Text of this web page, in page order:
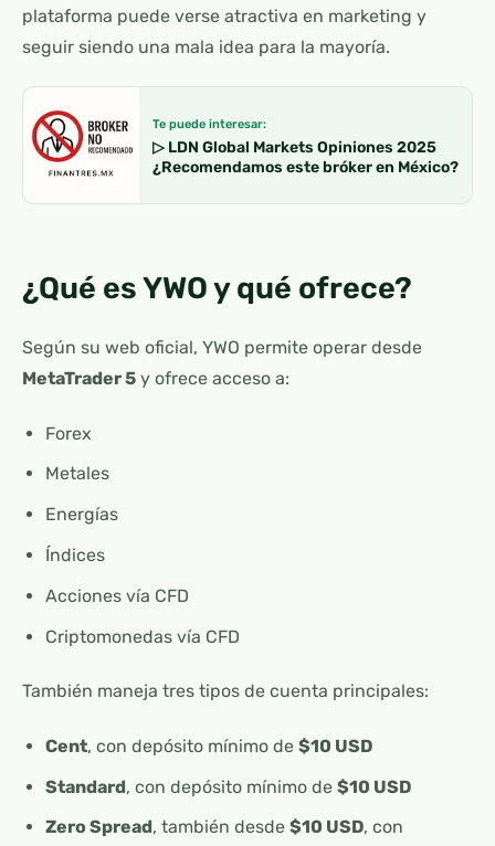
plataforma puede verse atractiva en marketing y
seguir siendo una mala idea para la mayoría.
Te puede interesar:
▷ LDN Global Markets Opiniones 2025
¿Recomendamos este bróker en México?
¿Qué es YWO y qué ofrece?
Según su web oficial, YWO permite operar desde
MetaTrader 5 y ofrece acceso a:
Forex
Metales
Energías
Índices
Acciones vía CFD
Criptomonedas vía CFD
También maneja tres tipos de cuenta principales:
Cent, con depósito mínimo de $10 USD
Standard, con depósito mínimo de $10 USD
Zero Spread, también desde $10 USD, con